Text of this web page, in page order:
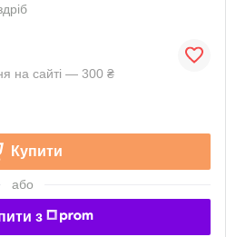
на сайті — 300 ₴
Купити
або
з